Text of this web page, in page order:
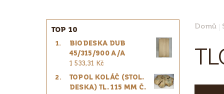
KÁVA QUINTA ŘEZIVO ESPRESSO 100% -
PRO ŘEMESLNÍKY PRO DESIGNÉRY
TOP 10
BIODESKA DUB
45/315/900 A/A
1 533,31 Kč
TOPOL KOLÁČ (STOL.
DESKA) TL. 115 MM Č.
Domů